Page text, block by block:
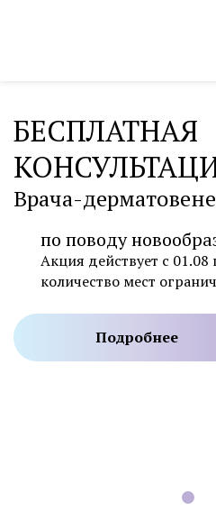
БЕСПЛАТНАЯ
Врача-
по поводу
Акция действует с 01.08
количество мест
Подробнее